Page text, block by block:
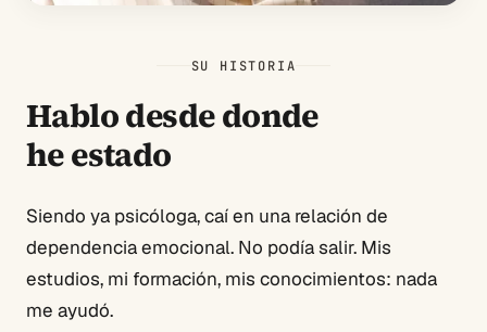
SU HISTORIA
Hablo desde donde
he estado
Siendo ya psicóloga, caí en una relación de
dependencia emocional. No podía salir. Mis
estudios, mi formación, mis conocimientos: nada
me ayudó.